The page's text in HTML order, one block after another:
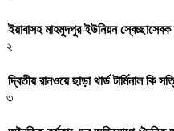
ইয়াবাসহ মাহমুদপুর ইউনিয়ন
২
দ্বিতীয় রানওয়ে ছাড়া থার্ড টার্মিনাল কি
৩